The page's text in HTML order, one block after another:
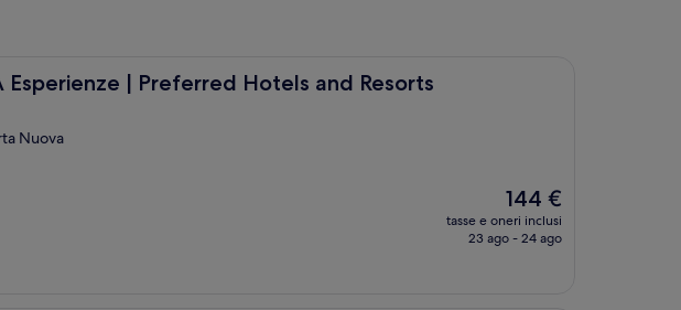
Esperienze | Preferred Hotels and Resorts
| Preferred Hotels and Resorts
Nuova
Il
prezzo
attuale
144 €
tasse e oneri inclusi
23 ago - 24 ago